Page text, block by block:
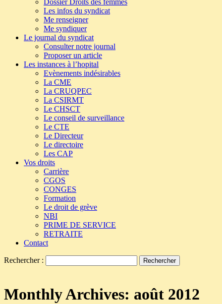
Les infos du syndicat
Me renseigner
Me syndiquer
Le journal du syndicat
Consulter notre journal
Proposer un article
Les instances à l’hopital
Evènements indésirables
La CME
La CRUQPEC
La CSIRMT
Le CHSCT
Le conseil de surveillance
Le CTE
Le Directeur
Le directoire
Les CAP
Vos droits
Carrière
CGOS
CONGES
Formation
Le droit de grève
NBI
PRIME DE SERVICE
RETRAITE
Contact
Rechercher :
Monthly Archives: août 2012